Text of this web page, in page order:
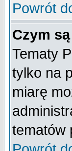
Powrót
Czym
Tematy
tylko na
miarę
tematów